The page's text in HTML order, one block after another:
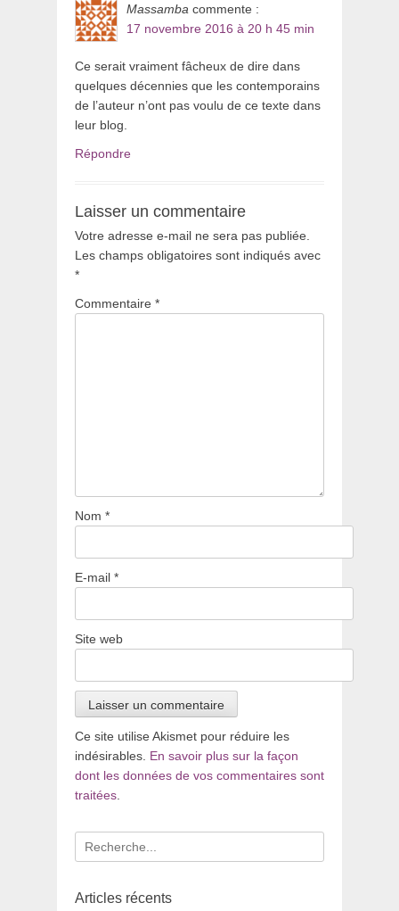
Massamba commente :
17 novembre 2016 à 20 h 45 min
Ce serait vraiment fâcheux de dire dans
quelques décennies que les contemporains
de l’auteur n’ont pas voulu de ce texte dans
leur blog.
Répondre
Laisser un commentaire
Votre adresse e-mail ne sera pas publiée.
Les champs obligatoires sont indiqués avec
*
Commentaire *
Nom *
E-mail *
Site web
Ce site utilise Akismet pour réduire les
indésirables. En savoir plus sur la façon
dont les données de vos commentaires sont
traitées
Recherche
pour
Articles récents